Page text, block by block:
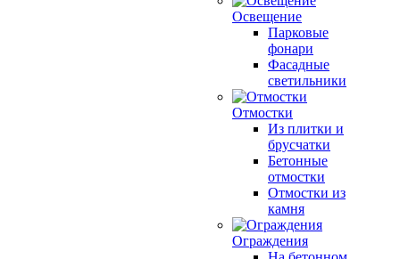
Освещение
Парковые
фонари
Фасадные
светильники
Отмостки
Из плитки и
брусчатки
Бетонные
отмостки
Отмостки из
камня
Ограждения